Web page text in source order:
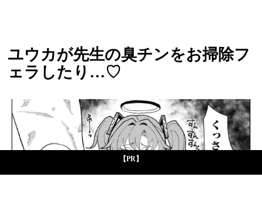
ユウカが先生の臭チンをお掃除フ
ェラしたり…♡
【PR】